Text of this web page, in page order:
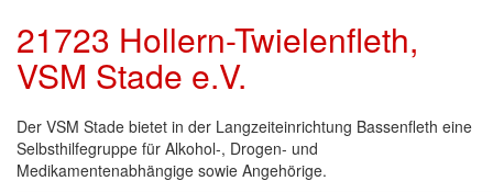
21723 Hollern-Twielenfleth,
VSM Stade e.V.
Der VSM Stade bietet in der Langzeiteinrichtung Bassenfleth eine
Selbsthilfegruppe für Alkohol-, Drogen- und
Medikamentenabhängige sowie Angehörige.